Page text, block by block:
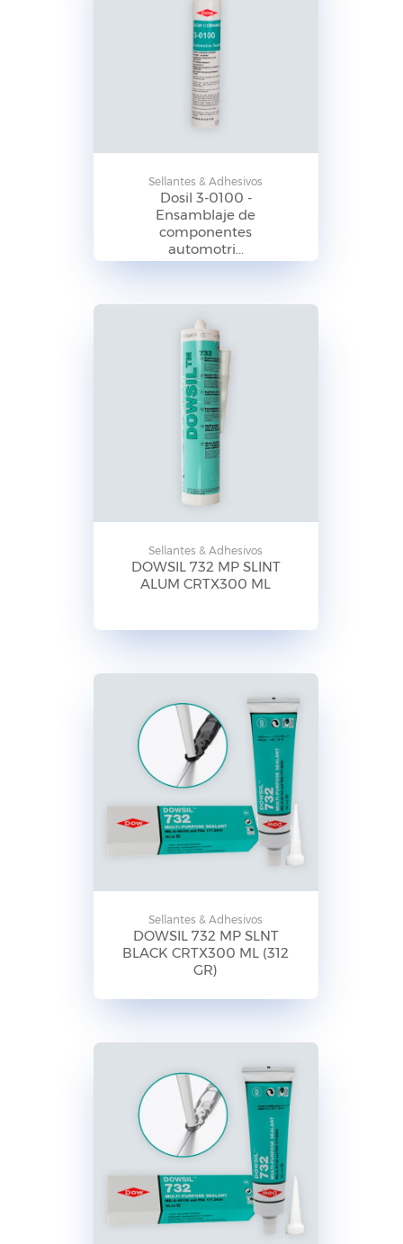
Sellantes & Adhesivos
Dosil 3-0100 -
Ensamblaje de
componentes
automotri...
Sellantes & Adhesivos
DOWSIL 732 MP SLINT
ALUM CRTX300 ML
Sellantes & Adhesivos
DOWSIL 732 MP SLNT
BLACK CRTX300 ML (312
GR)